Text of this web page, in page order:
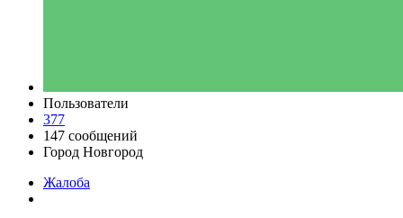
Пользователи
377
147 сообщений
Город Новгород
Жалоба